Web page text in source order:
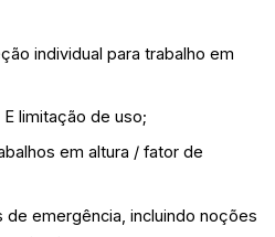
individual para trabalho em
limitação de uso;
em altura / fator de
emergência, incluindo noções